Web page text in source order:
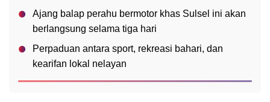
Ajang balap perahu bermotor khas Sulsel ini akan
berlangsung selama tiga hari
Perpaduan antara sport, rekreasi bahari, dan
kearifan lokal nelayan